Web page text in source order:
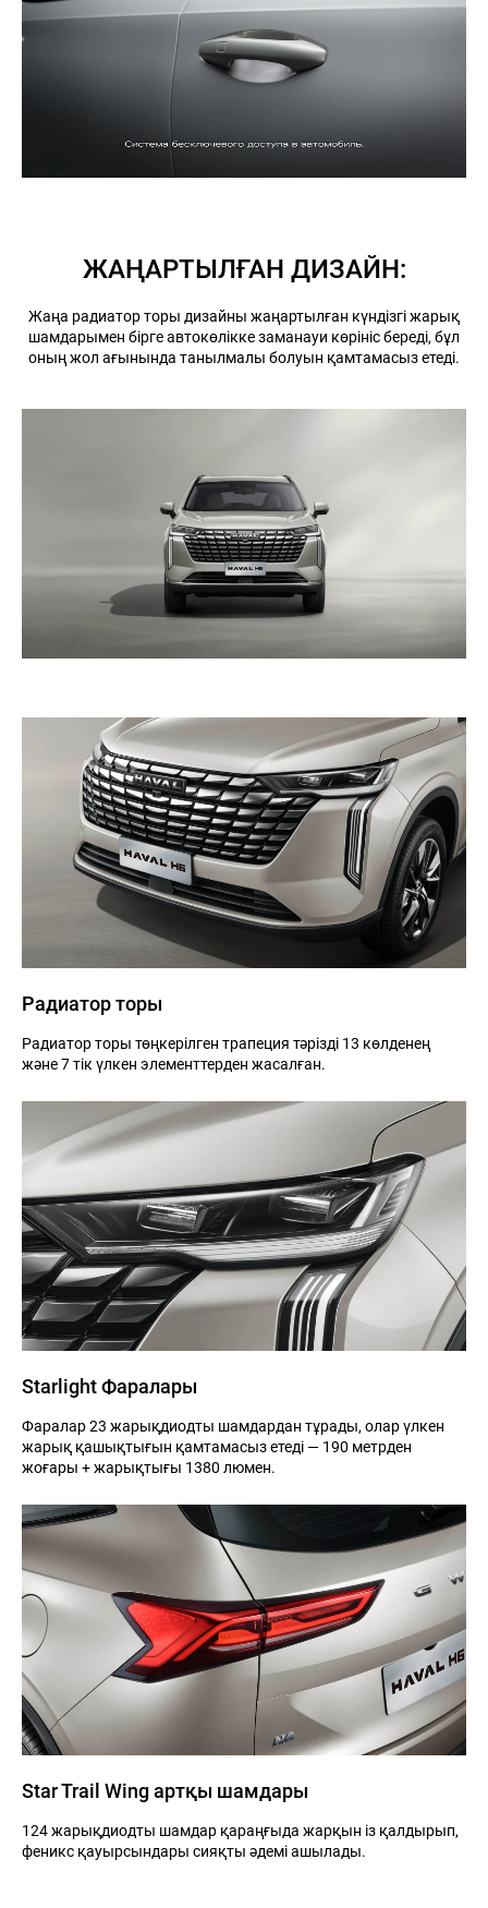
ЖАҢАРТЫЛҒАН ДИЗАЙН:
Жаңа радиатор торы дизайны жаңартылған күндізгі жарық
шамдарымен бірге автокөлікке заманауи көрініс береді, бұл
оның жол ағынында танылмалы болуын қамтамасыз етеді.
Радиатор торы
Радиатор торы төңкерілген трапеция тәрізді 13 көлденең
және 7 тік үлкен элементтерден жасалған.
Starlight Фаралары
Фаралар 23 жарықдиодты шамдардан тұрады, олар үлкен
жарық қашықтығын қамтамасыз етеді — 190 метрден
жоғары + жарықтығы 1380 люмен.
Star Trail Wing артқы шамдары
124 жарықдиодты шамдар қараңғыда жарқын із қалдырып,
феникс қауырсындары сияқты әдемі ашылады.